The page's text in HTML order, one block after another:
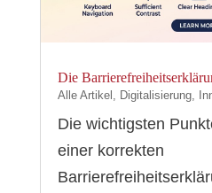
Die
Alle Artikel Digitalisierung,
Die wichtigsten
einer korrekten